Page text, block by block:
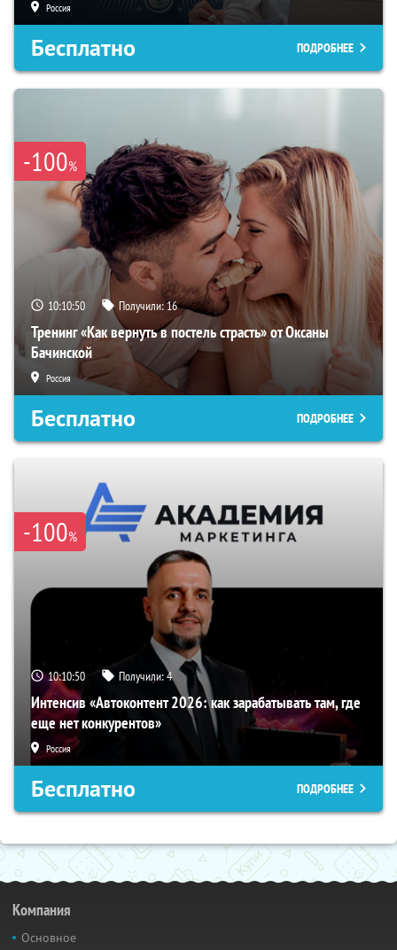
Россия
Бесплатно ПОДРОБНЕЕ
-100%
10:10:49 Получили:16
Тренинг «Как вернуть в постель страсть» от Оксаны
Бачинской
Россия
Бесплатно ПОДРОБНЕЕ
-100%
10:10:49 Получили:4
Интенсив «Автоконтент 2026: как зарабатывать там, где
еще нет конкурентов»
Россия
Бесплатно ПОДРОБНЕЕ
Компания
Основное